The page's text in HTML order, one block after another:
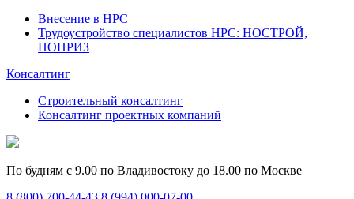
Внесение в НРС
Трудоустройство специалистов НРС: НОСТРОЙ,
НОПРИЗ
Консалтинг
Строительный консалтинг
Консалтинг проектных компаний
По будням с 9.00 по Владивостоку до 18.00 по Москве